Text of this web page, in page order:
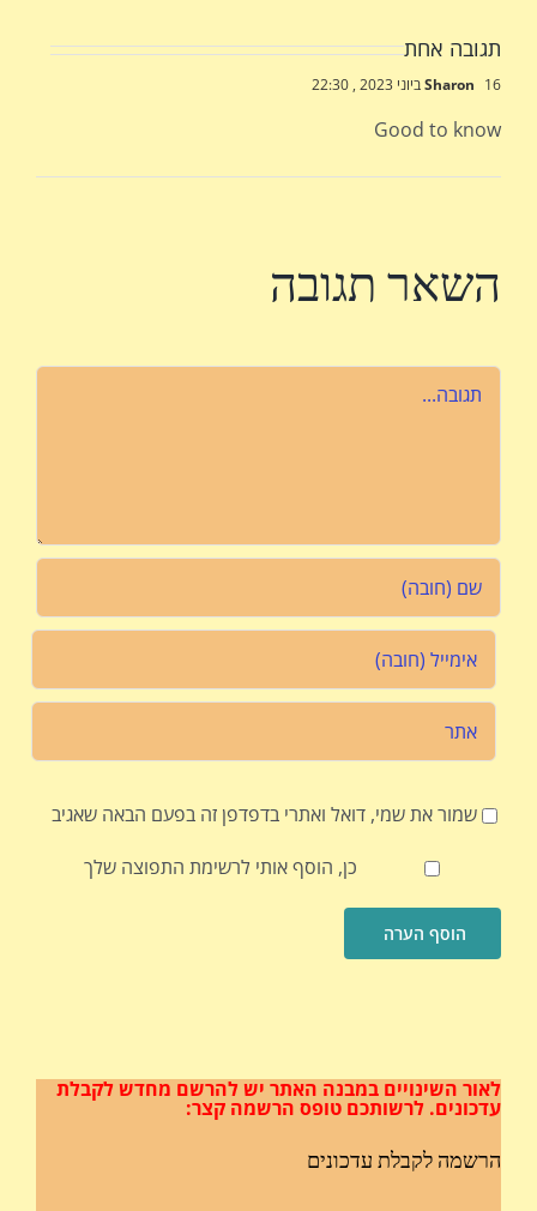
תגובה אחת
Sharon 16 ביוני 2023 , 22:30
Good to know
השאר תגובה
שמור את שמי, דואל ואתרי בדפדפן זה בפעם הבאה שאגיב
כן, הוסף אותי לרשימת התפוצה שלך
לאור השינויים במבנה האתר יש להרשם מחדש לקבלת
עדכונים. לרשותכם טופס הרשמה קצר:
הרשמה לקבלת עדכונים